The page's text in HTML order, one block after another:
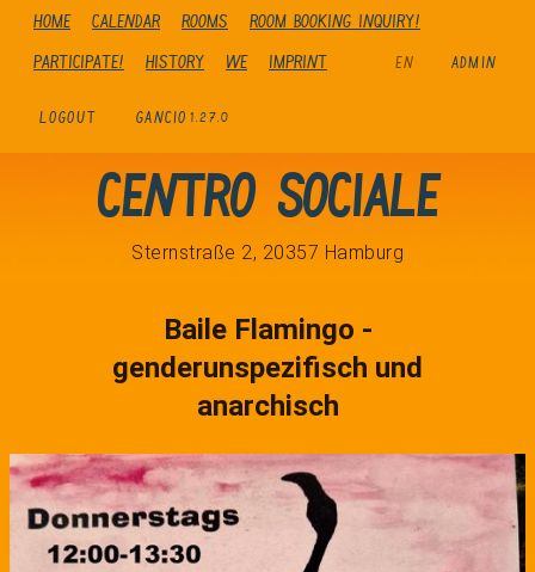
Home Calendar Rooms
Room booking inquiry!
Participate!
history We Imprint EN ADMIN
LOGOUT GANCIO 1.27.0
Centro Sociale
Sternstraße 2, 20357 Hamburg
Baile Flamingo -
genderunspezifisch und
anarchisch